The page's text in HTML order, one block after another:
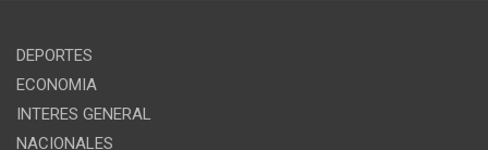
DEPORTES
ECONOMIA
INTERES GENERAL
NACIONALES